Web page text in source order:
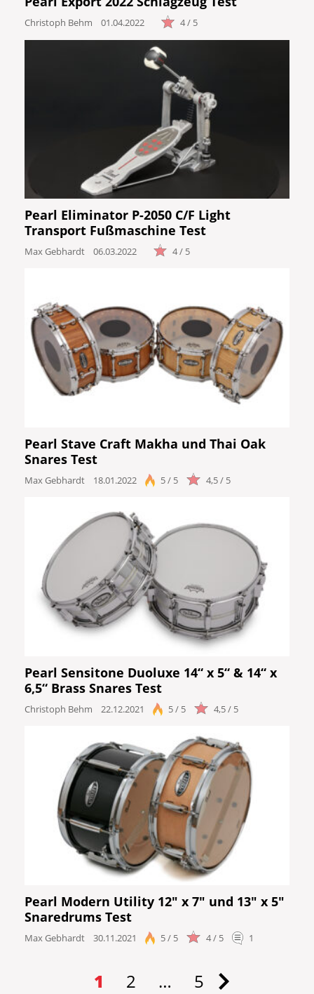
Christoph Behm 01.04.2022 4 / 5
Pearl Eliminator P-2050 C/F Light
Transport Fußmaschine Test
Max Gebhardt 06.03.2022 4 / 5
Pearl Stave Craft Makha und Thai Oak
Snares Test
Max Gebhardt 18.01.2022 5 / 5 4,5 / 5
Pearl Sensitone Duoluxe 14“ x 5“ & 14“ x
6,5“ Brass Snares Test
Christoph Behm 22.12.2021 5 / 5 4,5 / 5
Pearl Modern Utility 12" x 7" und 13" x 5"
Snaredrums Test
Max Gebhardt 30.11.2021 5 / 5 4 / 5 1
1 2 … 5